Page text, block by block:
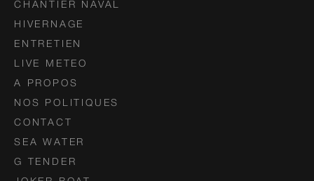
CHANTIER NAVAL
HIVERNAGE
ENTRETIEN
LIVE METEO
A PROPOS
NOS POLITIQUES
CONTACT
SEA WATER
G TENDER